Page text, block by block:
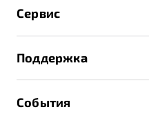
Записаться на тест-драйв
Получить предложение
Трейд-ин
Страхование
Расчет КАСКО
Сервис
Руководство по эксплуатации
Техническое обслуживание
Поддержка
События